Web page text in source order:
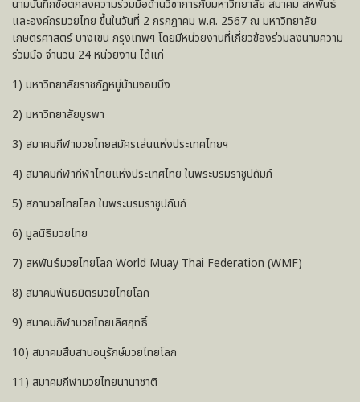
นามบันทึกข้อตกลงความร่วมมือด้านวิชาการกับมหาวิทยาลัย สมาคม สหพันธ์
และองค์กรมวยไทย ขึ้นในวันที่ 2 กรกฎาคม พ.ศ. 2567 ณ มหาวิทยาลัย
เกษตรศาสตร์ บางเขน กรุงเทพฯ โดยมีหน่วยงานที่เกี่ยวข้องร่วมลงนามความ
ร่วมมือ จำนวน 24 หน่วยงาน ได้แก่
1) มหาวิทยาลัยราชภัฏหมู่บ้านจอมบึง
2) มหาวิทยาลัยบูรพา
3) สมาคมกีฬามวยไทยสมัครเล่นแห่งประเทศไทยฯ
4) สมาคมกีฬากีฬาไทยแห่งประเทศไทย ในพระบรมราชูปถัมภ์
5) สภามวยไทยโลก ในพระบรมราชูปถัมภ์
6) มูลนิธิมวยไทย
7) สหพันธ์มวยไทยโลก World Muay Thai Federation (WMF)
8) สมาคมพันธมิตรมวยไทยโลก
9) สมาคมกีฬามวยไทยเลิศฤทธิ์
10) สมาคมสืบสานอนุรักษ์มวยไทยโลก
11) สมาคมกีฬามวยไทยนานาชาติ